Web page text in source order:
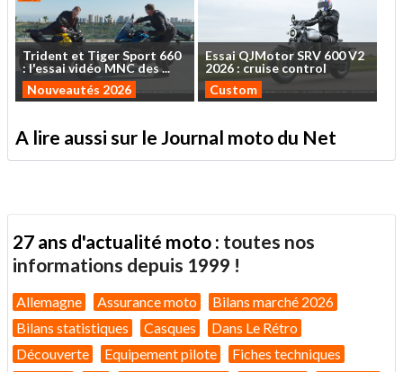
Trident et TigerSport 660
: l'essaividéoMNCdes...
Nouveautés 2026
EssaiQJMotorSRV 600V2
2026 : cruise control
Custom
A lire aussi sur le Journal moto du Net
27 ans d'actualité moto : toutes nos
informations depuis 1999 !
Allemagne Assurance moto
Bilans marché 2026
Bilans statistiques
Casques
Dans Le Rétro
Découverte
Equipement pilote
Fiches techniques